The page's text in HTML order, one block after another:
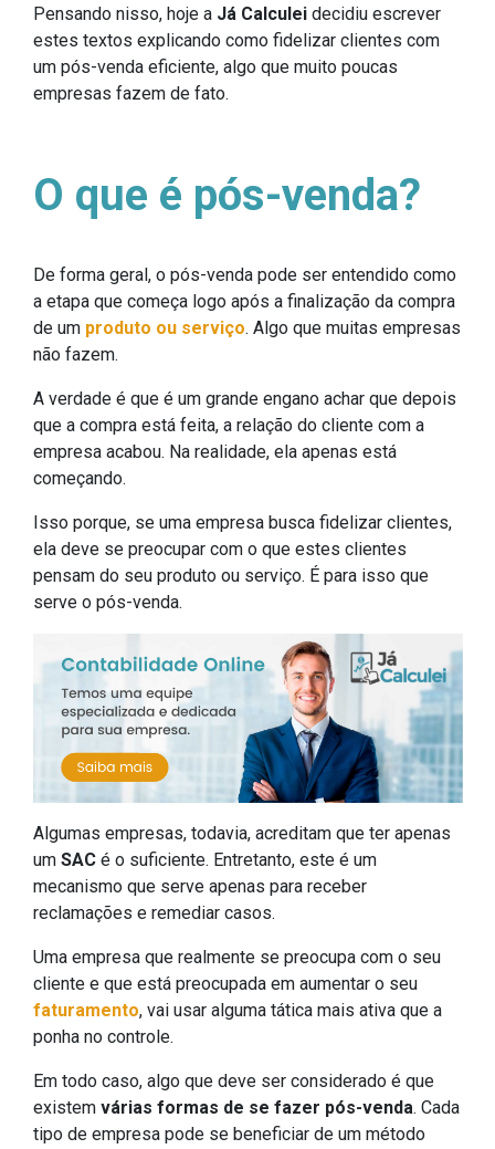
Pensando nisso, hoje a Já Calculei decidiu escrever
estes textos explicando como fidelizar clientes com
um pós-venda eficiente, algo que muito poucas
empresas fazem de fato.
O que é pós-venda?
De forma geral, o pós-venda pode ser entendido como
a etapa que começa logo após a finalização da compra
de um produto ou serviço. Algo que muitas empresas
não fazem.
A verdade é que é um grande engano achar que depois
que a compra está feita, a relação do cliente com a
empresa acabou. Na realidade, ela apenas está
começando.
Isso porque, se uma empresa busca fidelizar clientes,
ela deve se preocupar com o que estes clientes
pensam do seu produto ou serviço. É para isso que
serve o pós-venda.
Algumas empresas, todavia, acreditam que ter apenas
um SAC é o suficiente. Entretanto, este é um
mecanismo que serve apenas para receber
reclamações e remediar casos.
Uma empresa que realmente se preocupa com o seu
cliente e que está preocupada em aumentar o seu
faturamento, vai usar alguma tática mais ativa que a
ponha no controle.
Em todo caso, algo que deve ser considerado é que
existem várias formas de se fazer pós-venda. Cada
tipo de empresa pode se beneficiar de um método